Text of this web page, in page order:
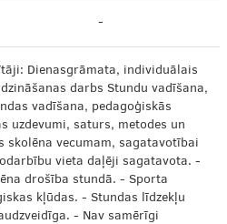
-
Dienasgrāmata, individuālais
darbs Stundu vadīšana,
vadīšana, pedagoģiskās
uzdevumi, saturs, metodes un
vecumam, sagatavotībai
vieta daļēji sagatavota. -
drošība stundā. - Sporta
kļūdas. - Stundas līdzekļu
- Nav samērīgi